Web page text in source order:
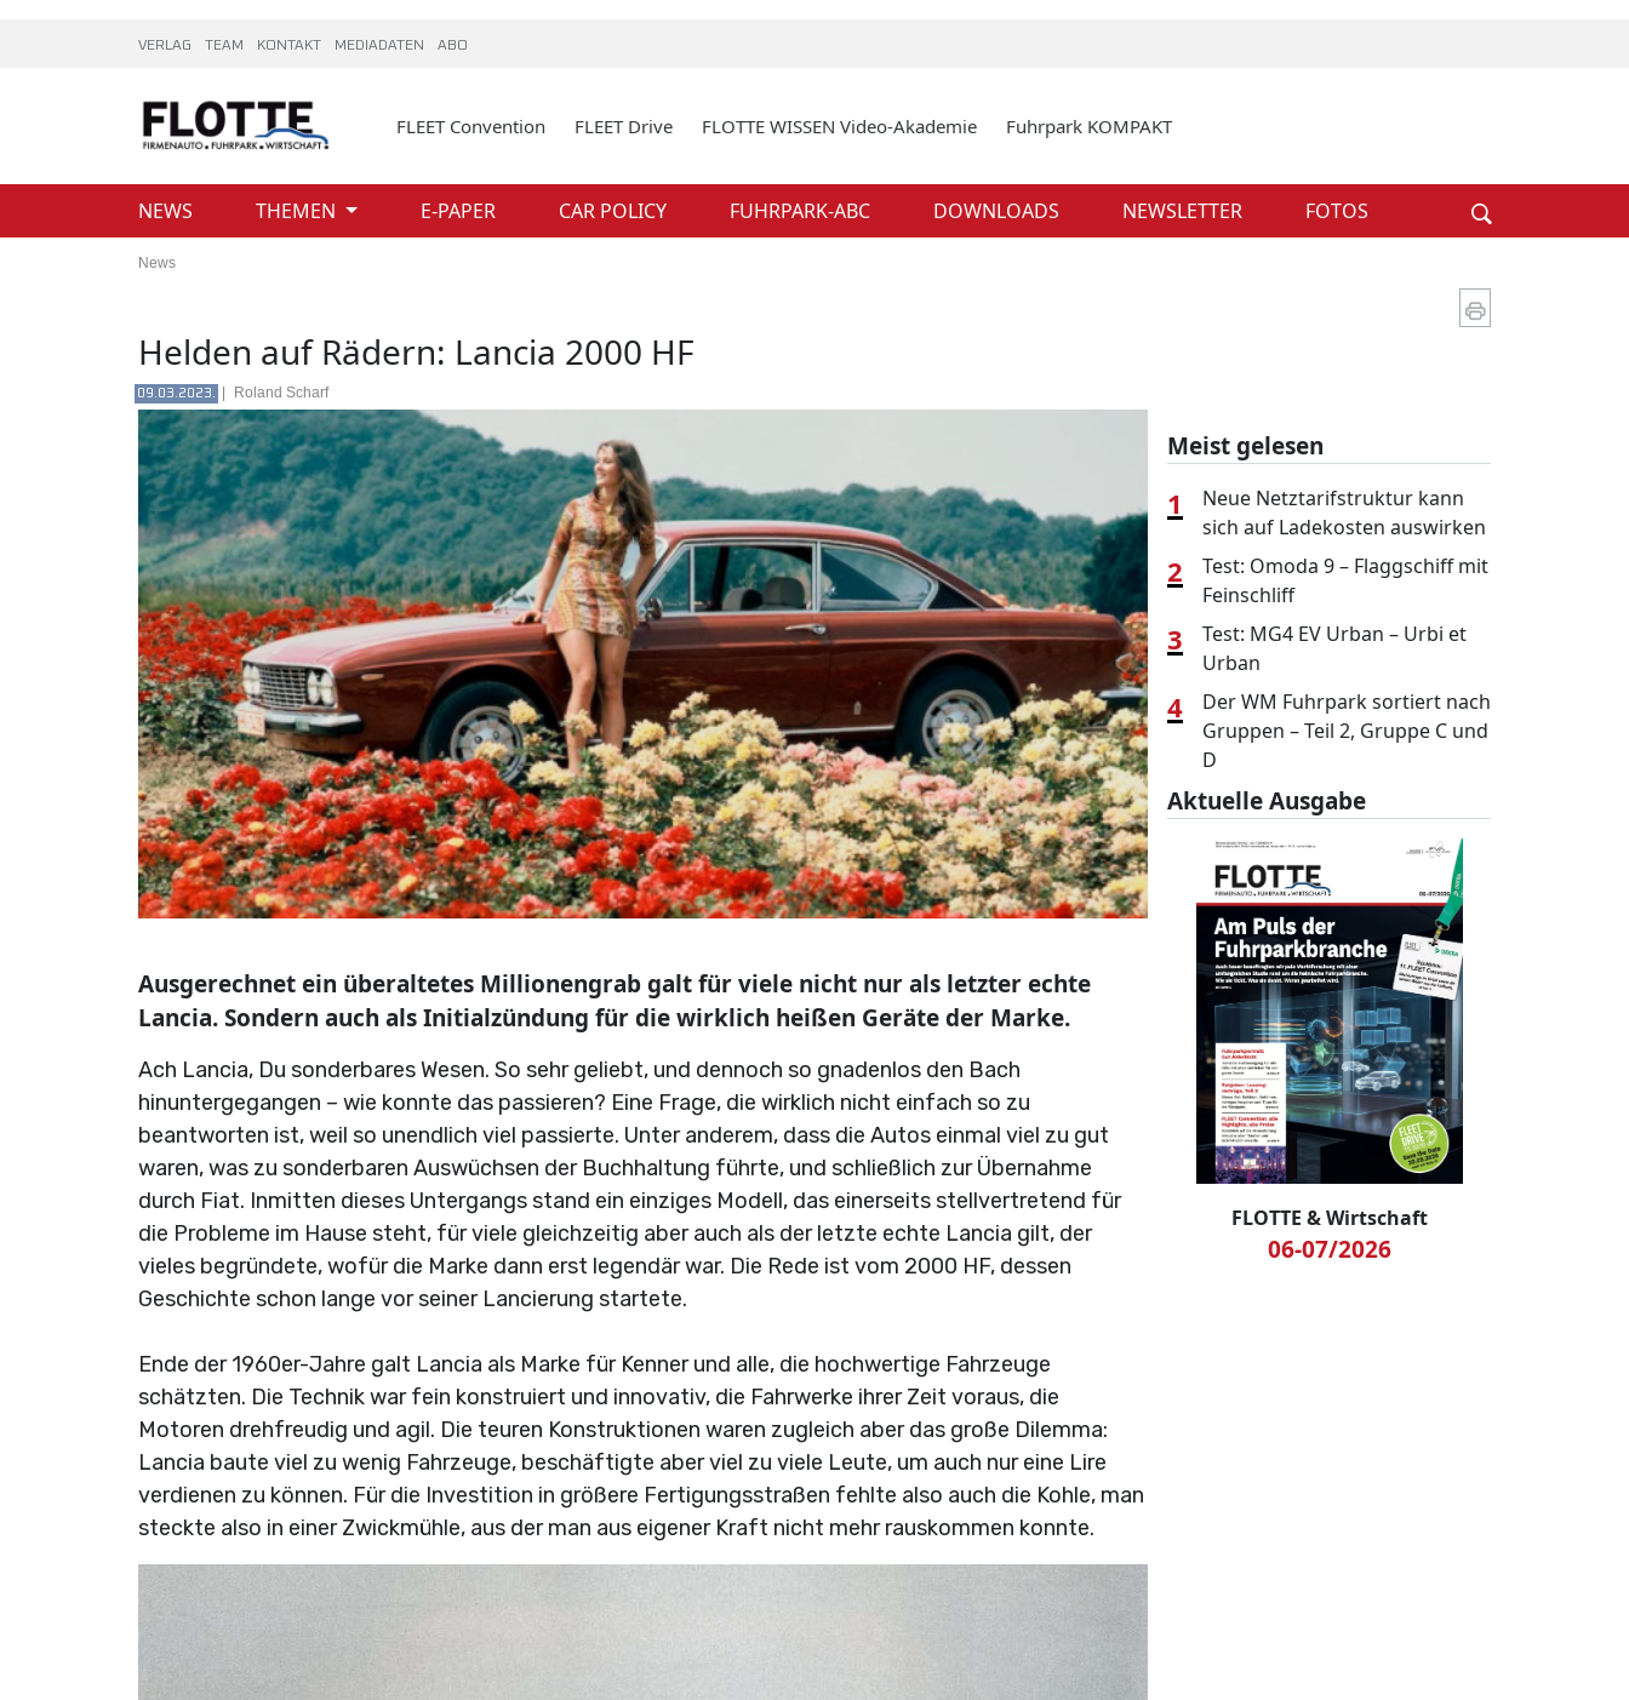
VERLAG TEAM KONTAKT MEDIADATEN ABO
FLEET Convention FLEET Drive FLOTTE WISSEN Video-Akademie Fuhrpark KOMPAKT
NEWS THEMEN E-PAPER CAR POLICY FUHRPARK-ABC DOWNLOADS NEWSLETTER FOTOS
News
Helden auf Rädern: Lancia 2000 HF
09.03.2023. Roland Scharf
Ausgerechnet ein überaltetes Millionengrab galt für viele nicht nur als letzter echte
Lancia. Sondern auch als Initialzündung für die wirklich heißen Geräte der Marke.
Ach Lancia, Du sonderbares Wesen. So sehr geliebt, und dennoch so gnadenlos den Bach
hinuntergegangen – wie konnte das passieren? Eine Frage, die wirklich nicht einfach so zu
beantworten ist, weil so unendlich viel passierte. Unter anderem, dass die Autos einmal viel zu gut
waren, was zu sonderbaren Auswüchsen der Buchhaltung führte, und schließlich zur Übernahme
durch Fiat. Inmitten dieses Untergangs stand ein einziges Modell, das einerseits stellvertretend für
die Probleme im Hause steht, für viele gleichzeitig aber auch als der letzte echte Lancia gilt, der
vieles begründete, wofür die Marke dann erst legendär war. Die Rede ist vom 2000 HF, dessen
Geschichte schon lange vor seiner Lancierung startete.
Ende der 1960er-Jahre galt Lancia als Marke für Kenner und alle, die hochwertige Fahrzeuge
schätzten. Die Technik war fein konstruiert und innovativ, die Fahrwerke ihrer Zeit voraus, die
Motoren drehfreudig und agil. Die teuren Konstruktionen waren zugleich aber das große Dilemma:
Lancia baute viel zu wenig Fahrzeuge, beschäftigte aber viel zu viele Leute, um auch nur eine Lire
verdienen zu können. Für die Investition in größere Fertigungsstraßen fehlte also auch die Kohle, man
steckte also in einer Zwickmühle, aus der man aus eigener Kraft nicht mehr rauskommen konnte.
Meist gelesen
1
Neue Netztarifstruktur kann
sich auf Ladekosten auswirken
2
Test: Omoda 9 – Flaggschiff mit
Feinschliff
3
Test: MG4 EV Urban – Urbi et
Urban
4
Der WM Fuhrpark sortiert nach
Gruppen – Teil 2, Gruppe C und
D
Aktuelle Ausgabe
FLOTTE & Wirtschaft
06-07/2026